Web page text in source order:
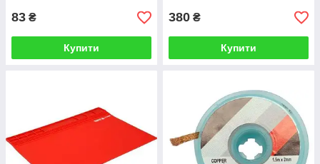
83 ₴
Купити
380 ₴
Купити